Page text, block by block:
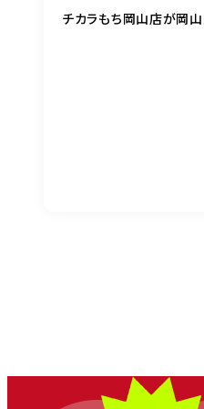
チカラもち岡山店が岡